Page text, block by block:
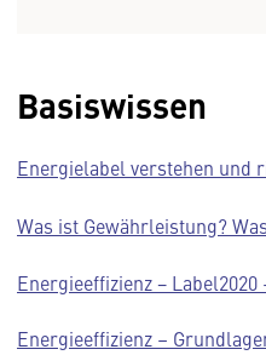
Basiswissen
Energielabel verstehen
Was ist Gewährleistung?
Ener­gie­ef­fi­zienz −
Ener­gie­ef­fi­zienz –